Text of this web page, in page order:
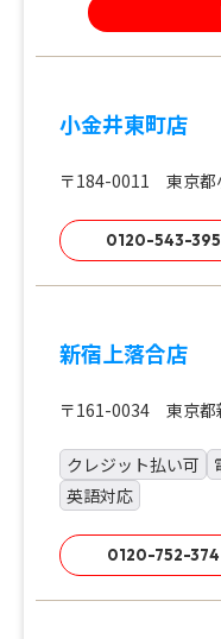
小金井東町店
〒184-0011 東京都
0120-543-395
新宿上落合店
〒161-0034 東京都
クレジット払い可
英語対応
0120-752-374